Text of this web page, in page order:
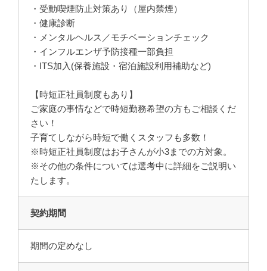
・受動喫煙防止対策あり（屋内禁煙）
・健康診断
・メンタルヘルス／モチベーションチェック
・インフルエンザ予防接種一部負担
・ITS加入(保養施設・宿泊施設利用補助など)
【時短正社員制度もあり】
ご家庭の事情などで時短勤務希望の方もご相談くだ
さい！
子育てしながら時短で働くスタッフも多数！
※時短正社員制度はお子さんが小3までの方対象。
※その他の条件については選考中に詳細をご説明い
たします。
契約期間
期間の定めなし